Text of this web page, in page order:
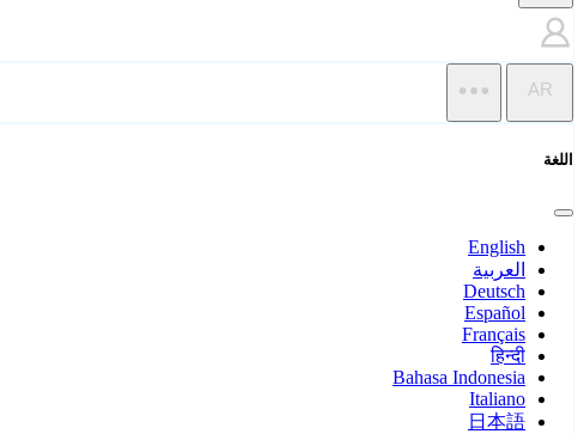
AR
اللغة
English
العربية
Deutsch
Español
Français
हिन्दी
Bahasa Indonesia
Italiano
日本語